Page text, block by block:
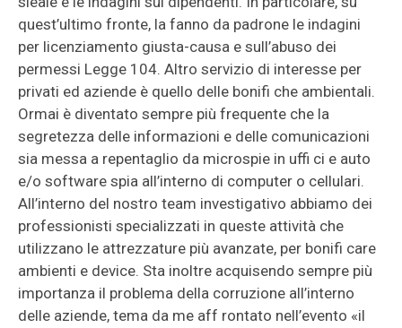
quest’ultimo fronte, la fanno da padrone le indagini
per licenziamento giusta-causa e sull’abuso dei
permessi Legge 104. Altro servizio di interesse per
privati ed aziende è quello delle bonifi che ambientali.
Ormai è diventato sempre più frequente che la
segretezza delle informazioni e delle comunicazioni
sia messa a repentaglio da microspie in uffi ci e auto
e/o software spia all’interno di computer o cellulari.
All’interno del nostro team investigativo abbiamo dei
professionisti specializzati in queste attività che
utilizzano le attrezzature più avanzate, per bonifi care
ambienti e device. Sta inoltre acquisendo sempre più
importanza il problema della corruzione all’interno
delle aziende, tema da me aff rontato nell’evento «il